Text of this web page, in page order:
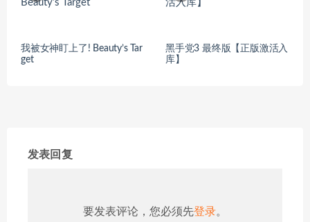
我被女神盯上了! Beauty’s Tar
get
黑手党3 最终版【正版激活入
库】
发表回复
要发表评论，您必须先登录。